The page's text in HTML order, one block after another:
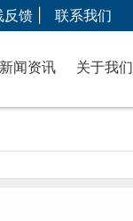
馈 | 联系我们
新闻资讯 关于我们